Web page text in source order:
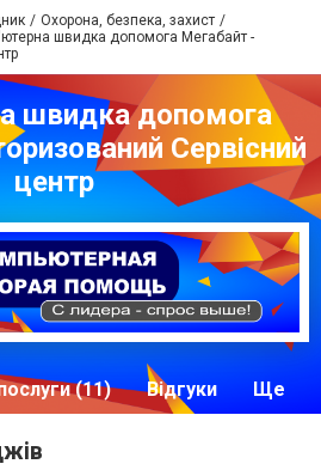
Охорона, безпека, захист
швидка допомога Мегабайт -
швидка допомога
Сервісний
центр
(11) Відгуки Ще